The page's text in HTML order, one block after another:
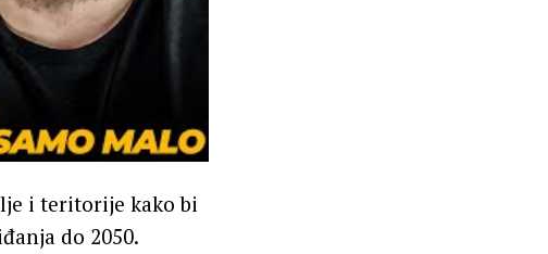
i teritorije kako bi
do 2050.